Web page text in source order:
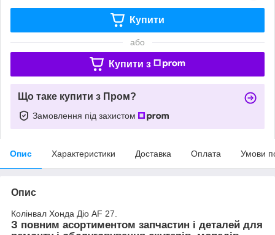
Купити
або
Купити з
Що таке купити з Пром?
Замовлення під захистом
Опис Характеристики Доставка Оплата Умови
Опис
Колінвал Хонда Діо AF 27.
З повним асортиментом запчастин і деталей для